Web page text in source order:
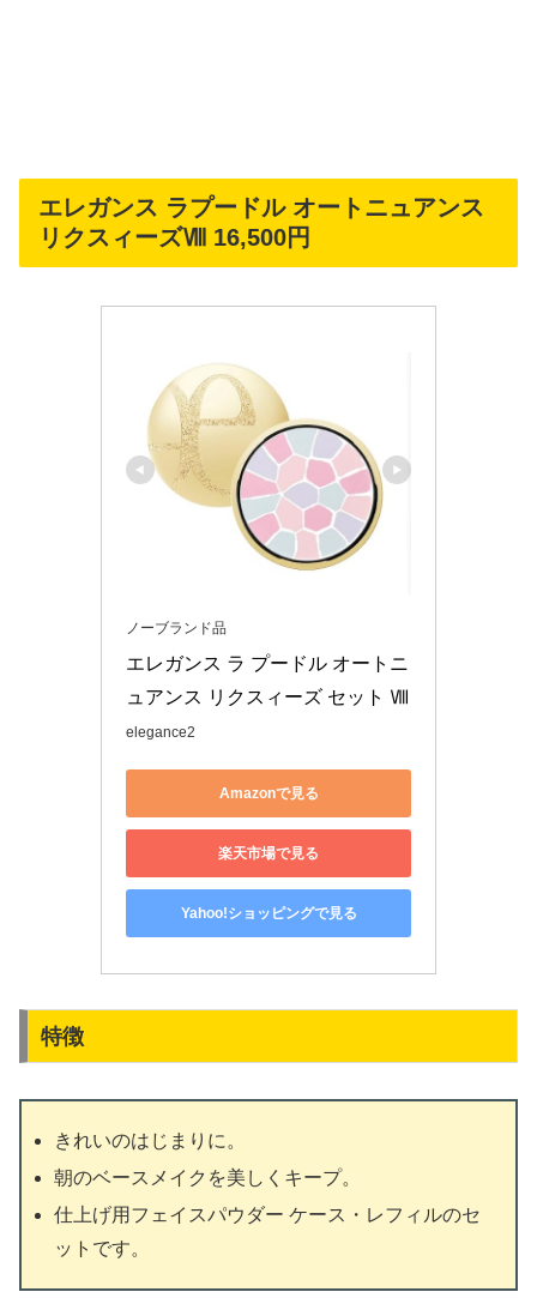
エレガンス ラプードル オートニュアンス
リクスィーズⅧ 16,500円
ノーブランド品
エレガンス ラ プードル オートニ
ュアンス リクスィーズ セット Ⅷ
elegance2
Amazonで見る
楽天市場で見る
Yahoo!ショッピングで見る
特徴
きれいのはじまりに。
朝のベースメイクを美しくキープ。
仕上げ用フェイスパウダー ケース・レフィルのセ
ットです。